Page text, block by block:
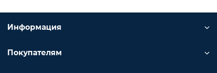
Информация
Покупателям